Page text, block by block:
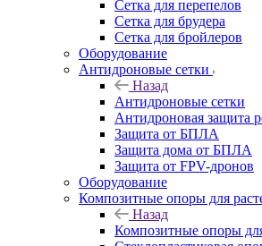
Сетка для перепелов
Сетка для брудера
Сетка для бройлеров
Оборудование
Антидроновые сетки
Назад
Антидроновые сетки
Антидроновая защита
Защита от БПЛА
Защита дома от БПЛА
Защита от FPV-дронов
Оборудование
Композитные опоры для
Назад
Композитные опоры